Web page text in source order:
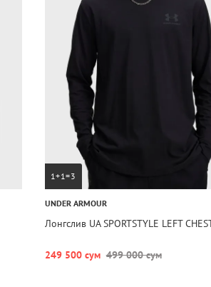
1+1=3
UNDER ARMOUR
Лонгслив UA SPORTSTYLE LEFT
249 500 сум 499 000 сум